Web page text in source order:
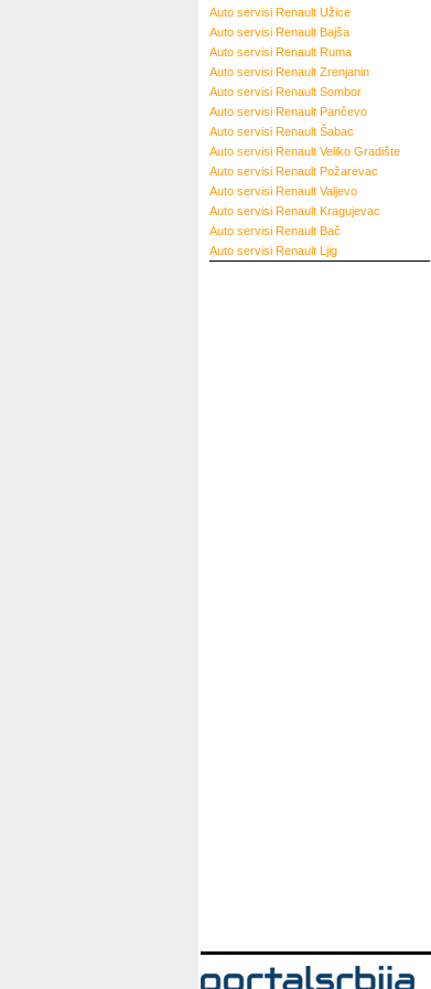
Auto servisi Renault Užice
Auto servisi Renault Bajša
Auto servisi Renault Ruma
Auto servisi Renault Zrenjanin
Auto servisi Renault Sombor
Auto servisi Renault Pančevo
Auto servisi Renault Šabac
Auto servisi Renault Veliko Gradište
Auto servisi Renault Požarevac
Auto servisi Renault Valjevo
Auto servisi Renault Kragujevac
Auto servisi Renault Bač
Auto servisi Renault Ljig